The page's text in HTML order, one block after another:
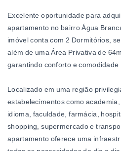
Excelente oportunidade para
apartamento no bairro Água
imóvel conta com 2 Dormitórios,
além de uma Área Privativa de
garantindo conforto e comodidade
Localizado em uma região
estabelecimentos como
idioma, faculdade, farmácia,
shopping, supermercado e
apartamento oferece uma